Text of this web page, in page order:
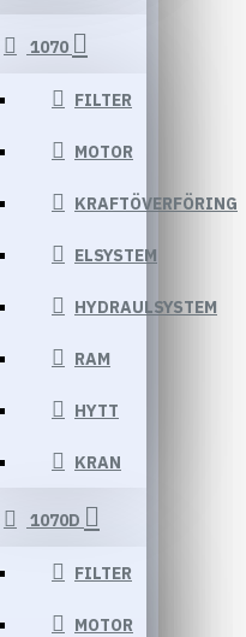
1070
FILTER
MOTOR
KRAFTÖVERFÖRING
ELSYSTEM
HYDRAULSYSTEM
RAM
HYTT
KRAN
1070D
FILTER
MOTOR